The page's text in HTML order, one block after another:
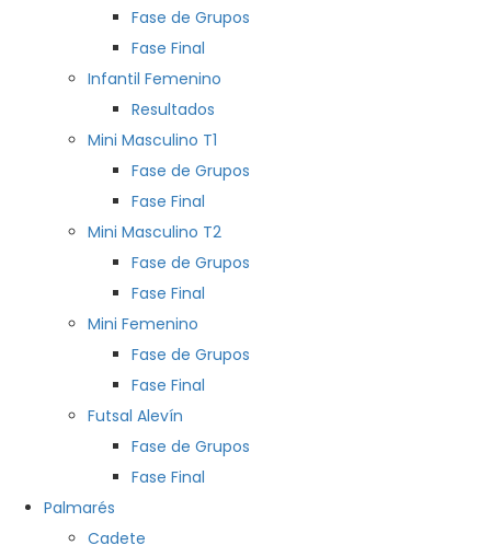
Fase de Grupos
Fase Final
Infantil Femenino
Resultados
Mini Masculino T1
Fase de Grupos
Fase Final
Mini Masculino T2
Fase de Grupos
Fase Final
Mini Femenino
Fase de Grupos
Fase Final
Futsal Alevín
Fase de Grupos
Fase Final
Palmarés
Cadete